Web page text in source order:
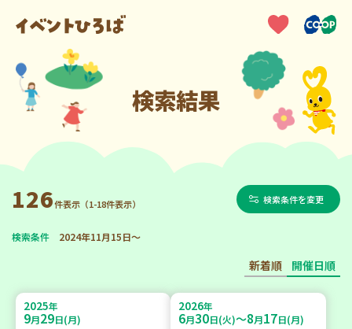
検索結果
126件表示（1-18件表示） 検索条件を変更
検索条件 2024年11月15日～
新着順 開催日順
2025年
9月29日(月)
2026年
6月30日(火)～8月17日(月)